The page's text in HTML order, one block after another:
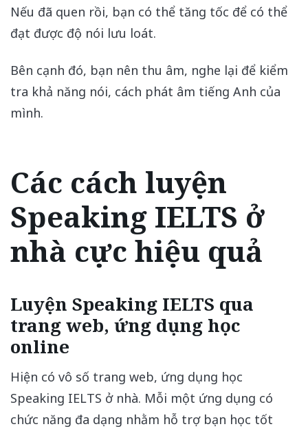
Nếu đã quen rồi, bạn có thể tăng tốc để có thể
đạt được độ nói lưu loát.
Bên cạnh đó, bạn nên thu âm, nghe lại để kiểm
tra khả năng nói, cách phát âm tiếng Anh của
mình.
Các cách luyện
Speaking IELTS ở
nhà cực hiệu quả
Luyện Speaking IELTS qua
trang web, ứng dụng học
online
Hiện có vô số trang web, ứng dụng học
Speaking IELTS ở nhà. Mỗi một ứng dụng có
chức năng đa dạng nhằm hỗ trợ bạn học tốt